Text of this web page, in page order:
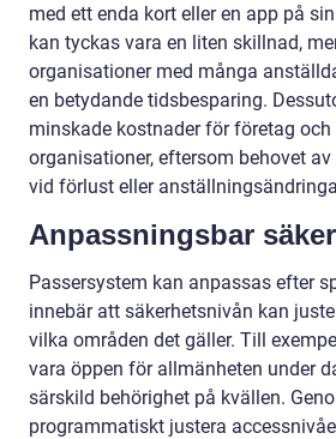
med ett enda kort eller en app på
kan tyckas vara en liten skillnad,
organisationer med många
en betydande tidsbesparing.
minskade kostnader för företag och
organisationer, eftersom behovet
vid förlust eller
Anpassningsbar
Passersystem kan anpassas efter
innebär att säkerhetsnivån kan
vilka områden det gäller. Till
vara öppen för allmänheten under
särskild behörighet på kvällen.
programmatiskt justera